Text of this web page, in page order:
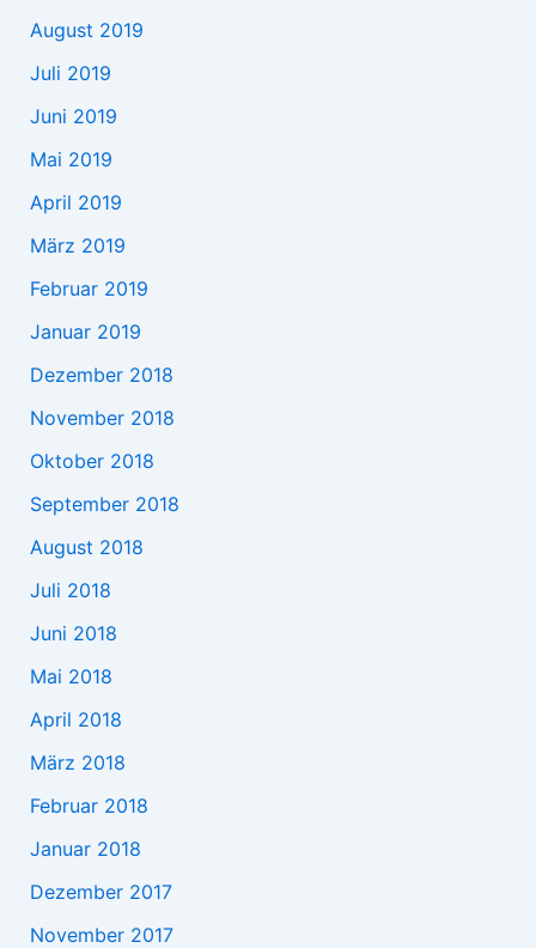
August 2019
Juli 2019
Juni 2019
Mai 2019
April 2019
März 2019
Februar 2019
Januar 2019
Dezember 2018
November 2018
Oktober 2018
September 2018
August 2018
Juli 2018
Juni 2018
Mai 2018
April 2018
März 2018
Februar 2018
Januar 2018
Dezember 2017
November 2017